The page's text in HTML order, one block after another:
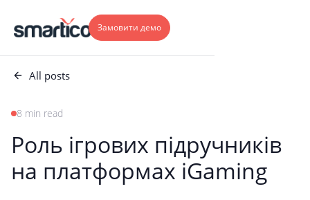
Замовити демо
All posts
8 min read
Роль ігрових підручників
на платформах iGaming